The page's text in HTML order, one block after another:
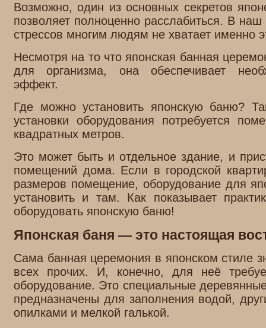
Возможно, один из основных секретов
позволяет полноценно расслабиться. В
стрессов многим людям не хватает именно
Несмотря на то что японская банная
для организма, она обеспечивает
эффект.
Где можно установить японскую баню?
установки оборудования потребуется
квадратных метров.
Это может быть и отдельное здание, и
помещений дома. Если в городской
размеров помещение, оборудование для
установить и там. Как показывает
оборудовать японскую баню!
Японская баня — это настоящая
Сама банная церемония в японском стиле
всех прочих. И, конечно, для неё
оборудование. Это специальные
предназначены для заполнения водой,
опилками и мелкой галькой.